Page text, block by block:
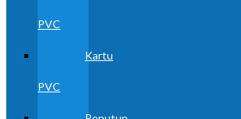
PVC
Kartu
PVC